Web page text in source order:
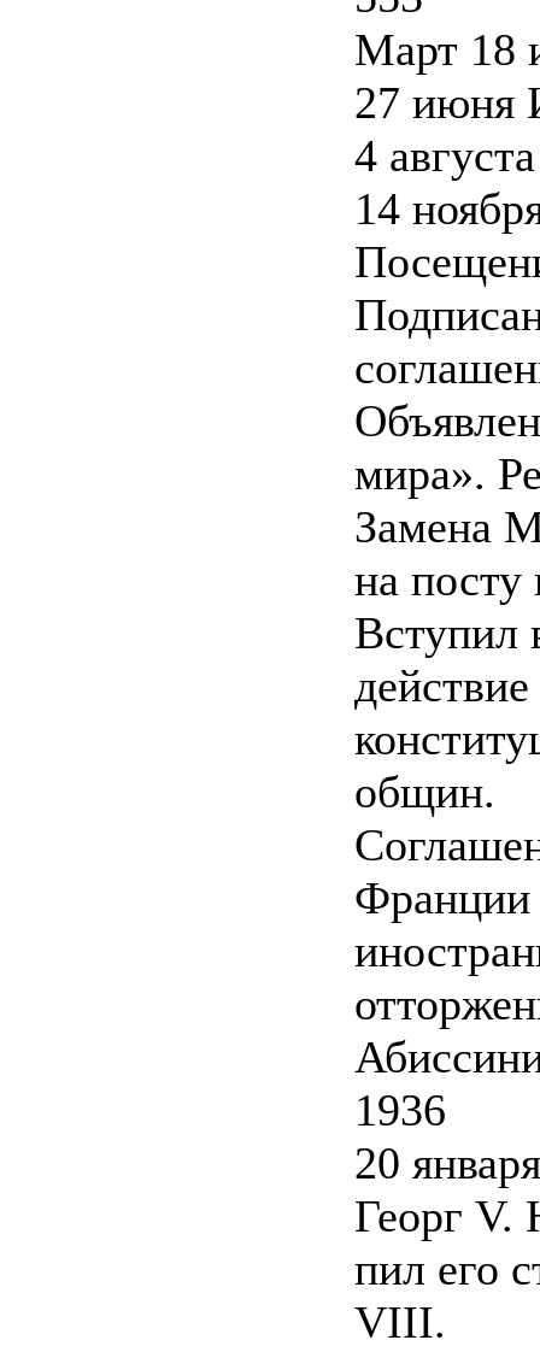
Март 18
27 июня
4 августа
14
мира».
Замена
на
Вступил
общин.
Франции
1936
20
Георг V.
пил его
VIII.